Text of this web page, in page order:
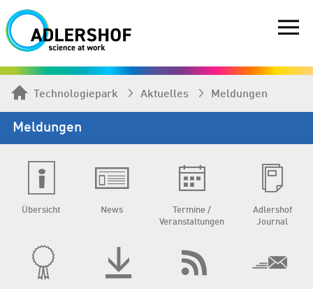
Technologiepark Aktuelles Meldungen
Meldungen
Übersicht News
Termine /
Veranstaltungen
Adlershof
Journal